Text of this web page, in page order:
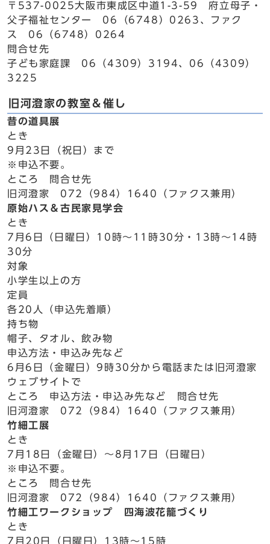
〒537-0025大阪市東成区中道1-3-59 府立母子・
父子福祉センター 06（6748）0263、ファク
ス 06（6748）0264
問合せ先
子ども家庭課 06（4309）3194、06（4309）
3225
旧河澄家の教室＆催し
昔の道具展
とき
9月23日（祝日）まで
※申込不要。
ところ 問合せ先
旧河澄家 072（984）1640（ファクス兼用）
原始ハス＆古民家見学会
とき
7月6日（日曜日）10時～11時30分・13時～14時
30分
対象
小学生以上の方
定員
各20人（申込先着順）
持ち物
帽子、タオル、飲み物
申込方法・申込み先など
6月6日（金曜日）9時30分から電話または旧河澄家
ウェブサイトで
ところ 申込方法・申込み先など 問合せ先
旧河澄家 072（984）1640（ファクス兼用）
竹細工展
とき
7月18日（金曜日）～8月17日（日曜日）
※申込不要。
ところ 問合せ先
旧河澄家 072（984）1640（ファクス兼用）
竹細工ワークショップ 四海波花籠づくり
とき
7月20日（日曜日）13時～15時